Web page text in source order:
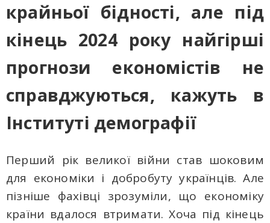
крайньої бідності, але під
кінець 2024 року найгірші
прогнози економістів не
справджуються, кажуть в
Інституті демографії
Перший рік великої війни став шоковим
для економіки і добробуту українців. Але
пізніше фахівці зрозуміли, що економіку
країни вдалося втримати. Хоча під кінець